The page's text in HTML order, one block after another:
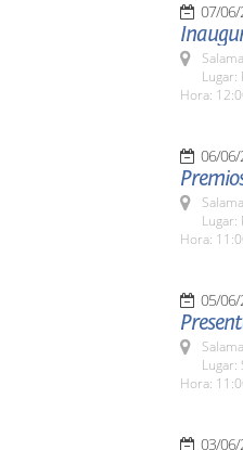
07/
Lugar:
Hora:
06/
Lugar:
Hora:
05/
Lugar:
Hora:
03/